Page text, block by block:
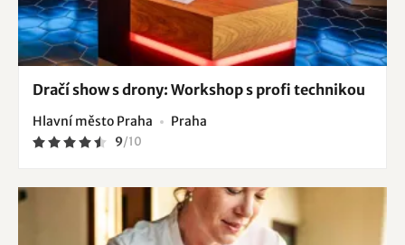
Dračí show s drony: Workshop s profi technikou
Hlavní město Praha Praha
9/10